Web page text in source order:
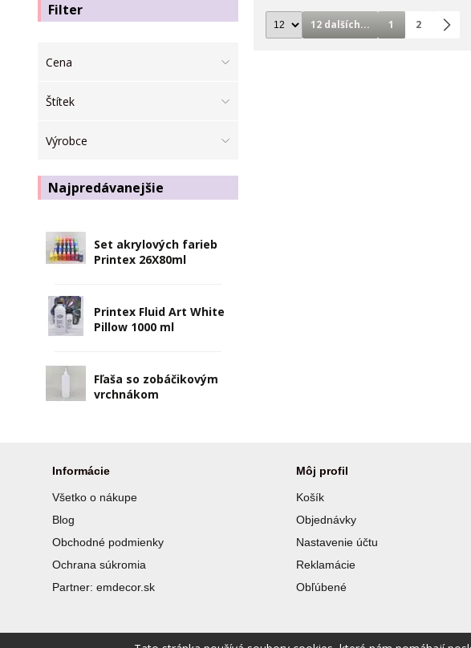
Filter
Cena
Štítek
Výrobce
Najpredávanejšie
Set akrylových farieb
Printex 26X80ml
Printex Fluid Art White
Pillow 1000 ml
Fľaša so zobáčikovým
vrchnákom
12 dalších... 1 2
Informácie
Všetko o nákupe
Blog
Obchodné podmienky
Ochrana súkromia
Partner: emdecor.sk
Môj profil
Košík
Objednávky
Nastavenie účtu
Reklamácie
Obľúbené